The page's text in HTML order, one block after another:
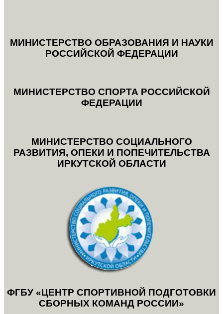
МИНИСТЕРСТВО ОБРАЗОВАНИЯ И НАУКИ
РОССИЙСКОЙ ФЕДЕРАЦИИ
МИНИСТЕРСТВО СПОРТА РОССИЙСКОЙ
ФЕДЕРАЦИИ
МИНИСТЕРСТВО СОЦИАЛЬНОГО
РАЗВИТИЯ, ОПЕКИ И ПОПЕЧИТЕЛЬСТВА
ИРКУТСКОЙ ОБЛАСТИ
ФГБУ «ЦЕНТР СПОРТИВНОЙ ПОДГОТОВКИ
СБОРНЫХ КОМАНД РОССИИ»